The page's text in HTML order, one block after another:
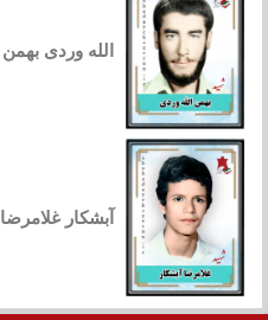
الله وردی بهمن
آبشکار غلامرضا